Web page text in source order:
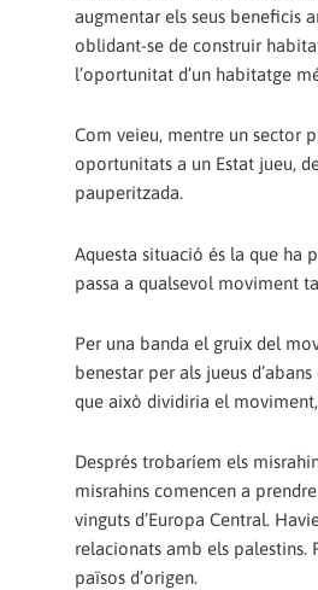
augmentar els seus beneficis
oblidant-se de construir
l’oportunitat d’un habitatge
Com veieu, mentre un sector
oportunitats a un Estat jueu,
pauperitzada.
Aquesta situació és la que ha
passa a qualsevol moviment
Per una banda el gruix del
benestar per als jueus
que això dividiria el
Després trobaríem els
misrahins comencen a
vinguts d’Europa Central.
relacionats amb els palestins.
països d’origen.